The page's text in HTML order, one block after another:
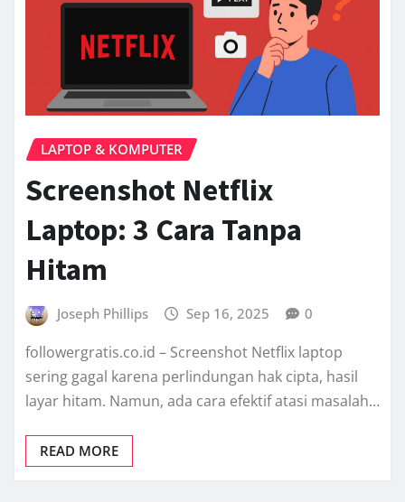
LAPTOP & KOMPUTER
Screenshot Netflix
Laptop: 3 Cara Tanpa
Hitam
Joseph Phillips Sep 16, 2025 0
followergratis.co.id – Screenshot Netflix laptop
sering gagal karena perlindungan hak cipta, hasil
layar hitam. Namun, ada cara efektif atasi masalah…
READ MORE